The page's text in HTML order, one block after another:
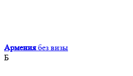
Армения без визы
Б